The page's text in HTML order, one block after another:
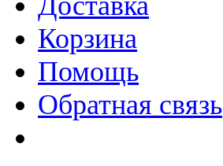
Корзина
Помощь
Обратная связь